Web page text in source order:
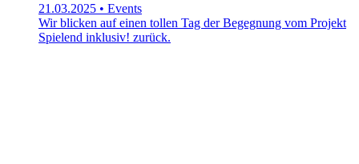
21.03.2025 • Events
Wir blicken auf einen tollen Tag der Begegnung vom Projekt
Spielend inklusiv! zurück.